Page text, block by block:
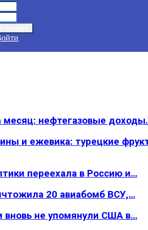
месяц: нефтегазовые
и ежевика: турецкие
переехала в Россию и…
20 авиабомб ВСУ,…
вновь не упомянули США в…